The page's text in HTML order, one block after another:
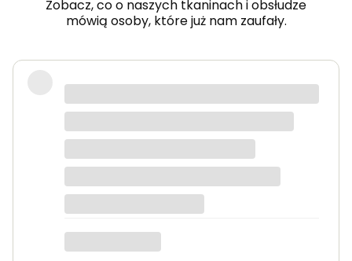
Zobacz, co o naszych tkaninach i obsłudze
mówią osoby, które już nam zaufały.
Bardzo dobra jakość tkanin, kolory
dokładnie takie jak na zdjęciach.
Zamówienie przyszło szybko i było
Anna K.